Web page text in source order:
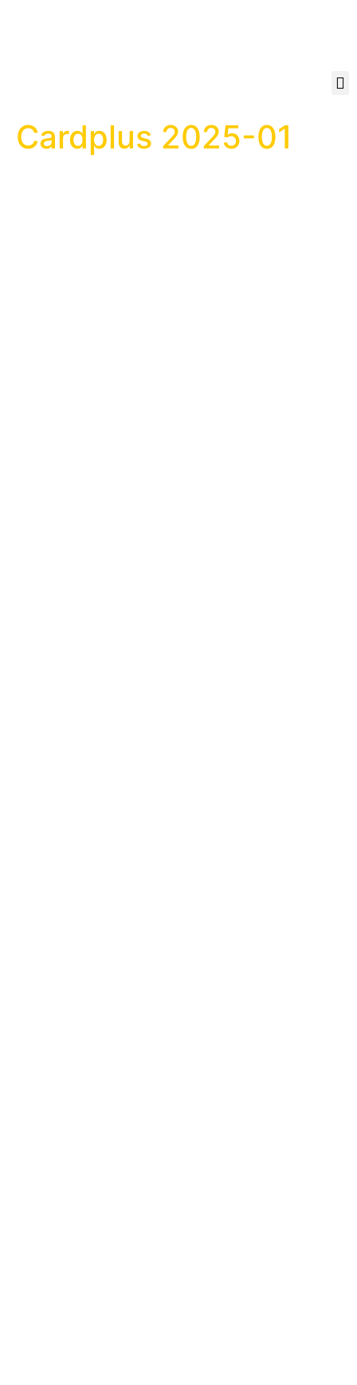
Cardplus 2025-01